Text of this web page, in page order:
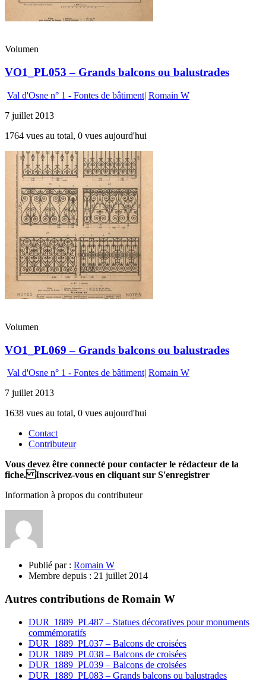
Volumen
VO1_PL053 – Grands balcons ou balustrades
Val d'Osne n° 1 - Fontes de bâtiment| Romain W
7 juillet 2013
1764 vues au total, 0 vues aujourd'hui
Volumen
VO1_PL069 – Grands balcons ou balustrades
Val d'Osne n° 1 - Fontes de bâtiment| Romain W
7 juillet 2013
1638 vues au total, 0 vues aujourd'hui
Contact
Contributeur
Vous devez être connecté pour contacter le rédacteur de la
fiche. Inscrivez-vous en cliquant sur S'enregistrer
Information à propos du contributeur
Publié par : Romain W
Membre depuis : 21 juillet 2014
Autres contributions de Romain W
DUR_1889_PL487 – Statues décoratives pour monuments
commémoratifs
DUR_1889_PL037 – Balcons de croisées
DUR_1889_PL038 – Balcons de croisées
DUR_1889_PL039 – Balcons de croisées
DUR_1889_PL083 – Grands balcons ou balustrades